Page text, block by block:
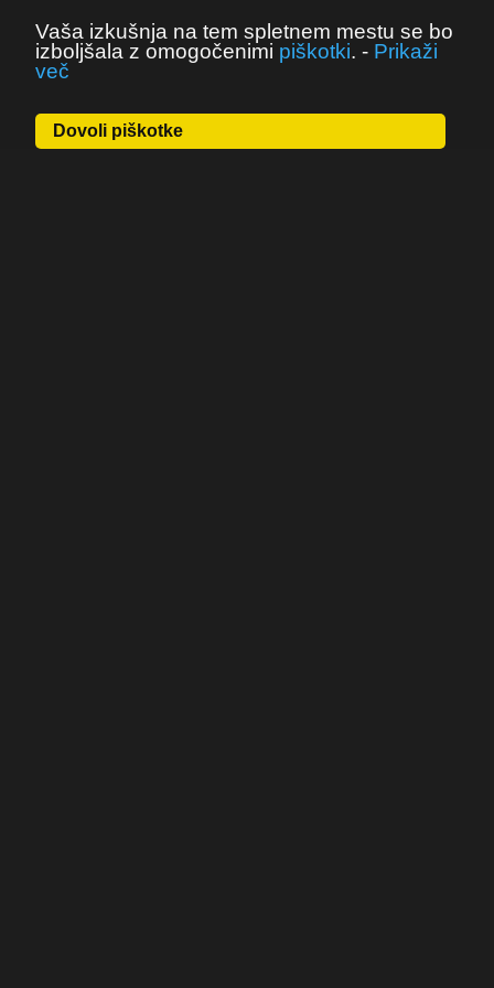
Vaša izkušnja na tem spletnem mestu se bo
izboljšala z omogočenimi piškotki. - Prikaži
več
Dovoli piškotke